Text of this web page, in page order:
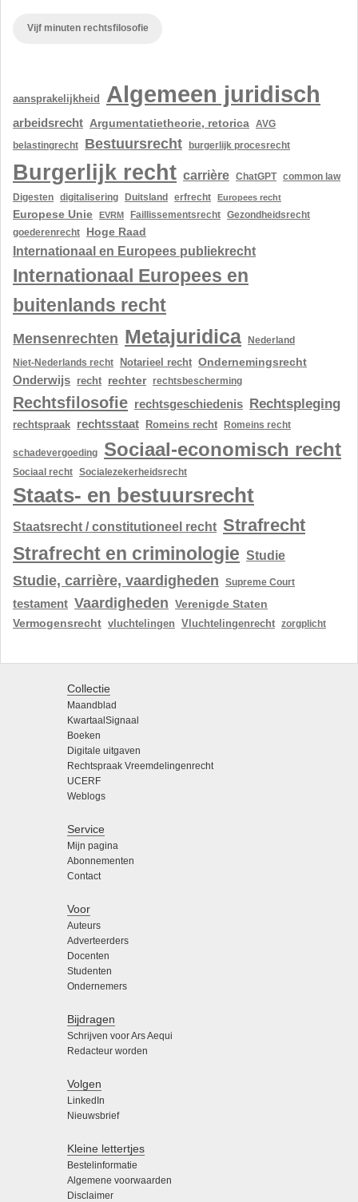
Vijf minuten rechtsfilosofie
aansprakelijkheid Algemeen juridisch
arbeidsrecht Argumentatietheorie, retorica AVG
belastingrecht Bestuursrecht burgerlijk procesrecht
Burgerlijk recht carrière ChatGPT common law
Digesten
digitalisering Duitsland erfrecht Europees recht
Europese Unie EVRM Faillissementsrecht
Gezondheidsrecht
goederenrecht
Hoge Raad
Internationaal en Europees publiekrecht
Internationaal Europees en
buitenlands recht
Mensenrechten Metajuridica
Nederland
Niet-Nederlands recht
Notarieel recht Ondernemingsrecht
Onderwijs recht rechter rechtsbescherming
Rechtsfilosofie rechtsgeschiedenis Rechtspleging
rechtspraak rechtsstaat Romeins recht Romeins recht
schadevergoeding Sociaal-economisch recht
Sociaal recht Socialezekerheidsrecht
Staats- en bestuursrecht
Staatsrecht / constitutioneel recht Strafrecht
Strafrecht en criminologie Studie
Studie, carrière, vaardigheden Supreme Court
testament Vaardigheden Verenigde Staten
Vermogensrecht vluchtelingen Vluchtelingenrecht zorgplicht
Collectie
Maandblad
KwartaalSignaal
Boeken
Digitale uitgaven
Rechtspraak Vreemdelingenrecht
UCERF
Weblogs
Service
Mijn pagina
Abonnementen
Contact
Voor
Auteurs
Adverteerders
Docenten
Studenten
Ondernemers
Bijdragen
Schrijven voor Ars Aequi
Redacteur worden
Volgen
LinkedIn
Nieuwsbrief
Kleine lettertjes
Bestelinformatie
Algemene voorwaarden
Disclaimer